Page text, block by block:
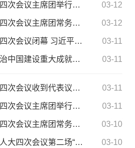
十四届全国人大四次会议主席团举行第三次会议 03-12
十四届全国人大四次会议主席团常务主席第二次会议举行 赵乐际主持 03-12
全国政协十四届四次会议闭幕 习近平等出席 03-11
从全国两会看法治中国建设重大成就与崭新实践 03-11
十四届全国人大四次会议收到代表议案226件 03-11
十四届全国人大四次会议主席团举行第二次会议 03-11
十四届全国人大四次会议主席团常务主席第一次会议举行 赵乐际主持 03-10
聚焦十四届全国人大四次会议第二场“部长通道” 03-10